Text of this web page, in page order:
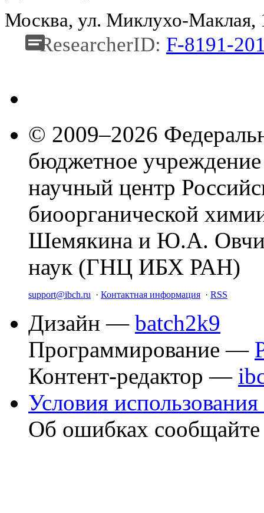
Москва, ул. Миклухо-
ResearcherID: F-8191-
© 2009–2026
бюджетное
научный центр
биоорганической
Шемякина и Ю.А.
наук (ГНЦ ИБХ РАН)
support@ibch.ru · Контактная информация · RSS
Дизайн — batch2k9
Программирование —
Контент-редактор —
Условия использования
Об ошибках